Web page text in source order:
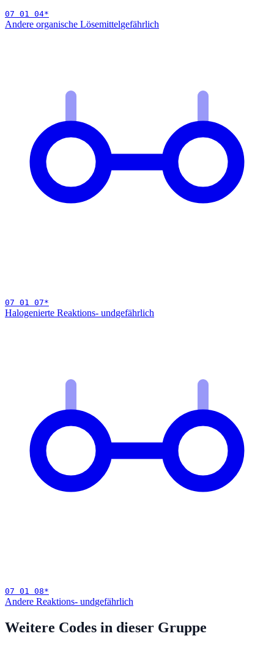
07 01 04*
Andere organische Lösemittelgefährlich
07 01 07*
Halogenierte Reaktions- undgefährlich
07 01 08*
Andere Reaktions- undgefährlich
Weitere Codes in dieser Gruppe